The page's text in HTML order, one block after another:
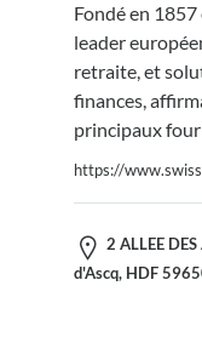
Fondé en 1857
leader
retraite, et
finances,
principaux
https://
2 ALLEE
d'Ascq, HDF